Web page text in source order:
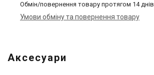
Обмін/повернення товару протягом 14 днів
Умови обміну та повернення товару
Аксесуари